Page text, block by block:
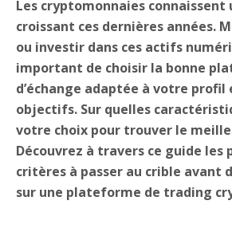
Les cryptomonnaies connaissent
croissant ces dernières années.
ou investir dans ces actifs
important de choisir la bonne
d’échange adaptée à votre profil
objectifs. Sur quelles
votre choix pour trouver le
Découvrez à travers ce guide les
critères à passer au crible avant
sur une plateforme de trading